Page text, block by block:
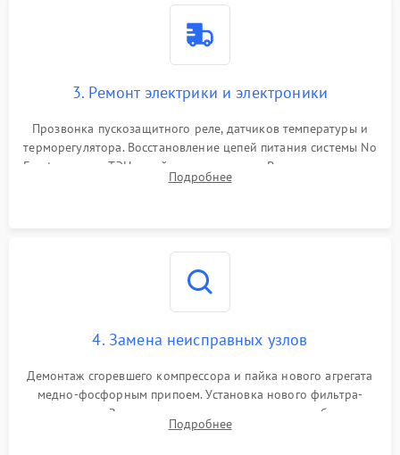
3. Ремонт электрики и электроники
Прозвонка пускозащитного реле, датчиков температуры и
терморегулятора. Восстановление цепей питания системы No
Frost, включая ТЭН оттайки и вентилятор. Ремонт или замена
платы управления при сбоях алгоритмов.
Подробнее
4. Замена неисправных узлов
Демонтаж сгоревшего компрессора и пайка нового агрегата
медно-фосфорным припоем. Установка нового фильтра-
осушителя. Замена изношенных вентиляторов обдува,
сломанных заслонок или поврежденных дверных петель.
Подробнее